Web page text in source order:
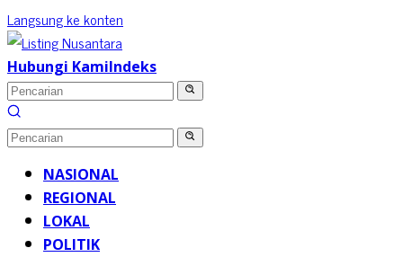
Langsung ke konten
Hubungi KamiIndeks
NASIONAL
REGIONAL
LOKAL
POLITIK